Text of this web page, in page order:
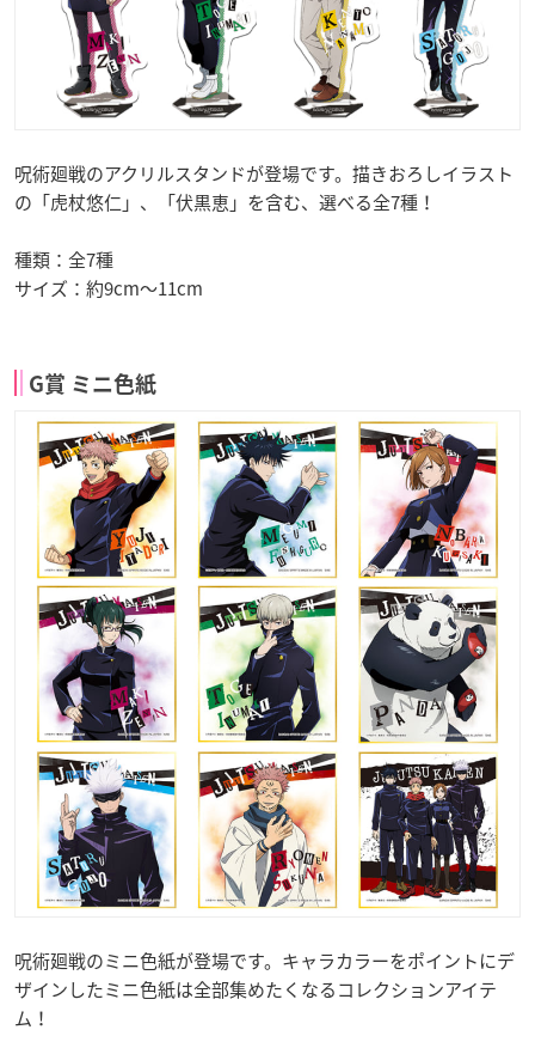
呪術廻戦のアクリルスタンドが登場です。描きおろしイラスト
の「虎杖悠仁」、「伏黒恵」を含む、選べる全7種！
種類：全7種
サイズ：約9cm～11cm
G賞 ミニ色紙
呪術廻戦のミニ色紙が登場です。キャラカラーをポイントにデ
ザインしたミニ色紙は全部集めたくなるコレクションアイテ
ム！